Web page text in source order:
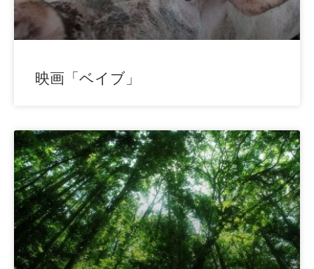
映画「ベイブ」